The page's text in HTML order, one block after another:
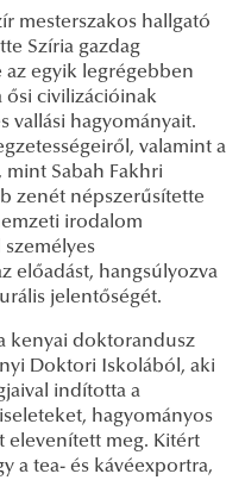
mesterszakos hallgató
Szíria gazdag
egyik legrégebben
ősi civilizációinak
vallási hagyományait.
valamint a
Sabah Fakhri
zenét népszerűsítette
irodalom
személyes
előadást, hangsúlyozva
jelentőségét.
kenyai doktorandusz
Doktori Iskolából, aki
indította a
hagyományos
elevenített meg. Kitért
a tea- és kávéexportra,